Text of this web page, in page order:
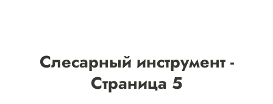
Слесарный инструмент -
Страница 5